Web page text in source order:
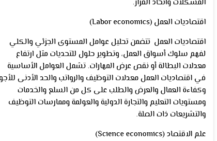
المشكلات واتخاذ القرار.
اقتصاديات العمل (Labor economics)
اقتصاديات العمل تتضمن تحليل عوامل المستوى الجزئي والكلي
لفهم سلوك أسواق العمل، وتطوير حلول للتحديات مثل ارتفاع
معدلات البطالة أو نقص عرض المهارات. تشمل العوامل الأساسية
في اقتصاديات العمل معدلات التوظيف والرواتب والحد الأدنى
وكفاءة العمال والعرض والطلب على كل من السلع والخدمات
ومستويات التعليم والتجارة الدولية والعولمة وممارسات التوظيف
والتشريعات ذات الصلة.
علم الاقتصاد (Science economics)